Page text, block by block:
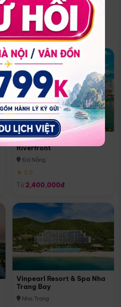
Quoc
Phú Quốc
★ 5.0
Melia Vinpearl Danang
Riverfront
Đà Nẵng
★ 5.0
Từ 2,400,000đ
Vinpearl Resort & Spa Nha
Trang Bay
Nha Trang